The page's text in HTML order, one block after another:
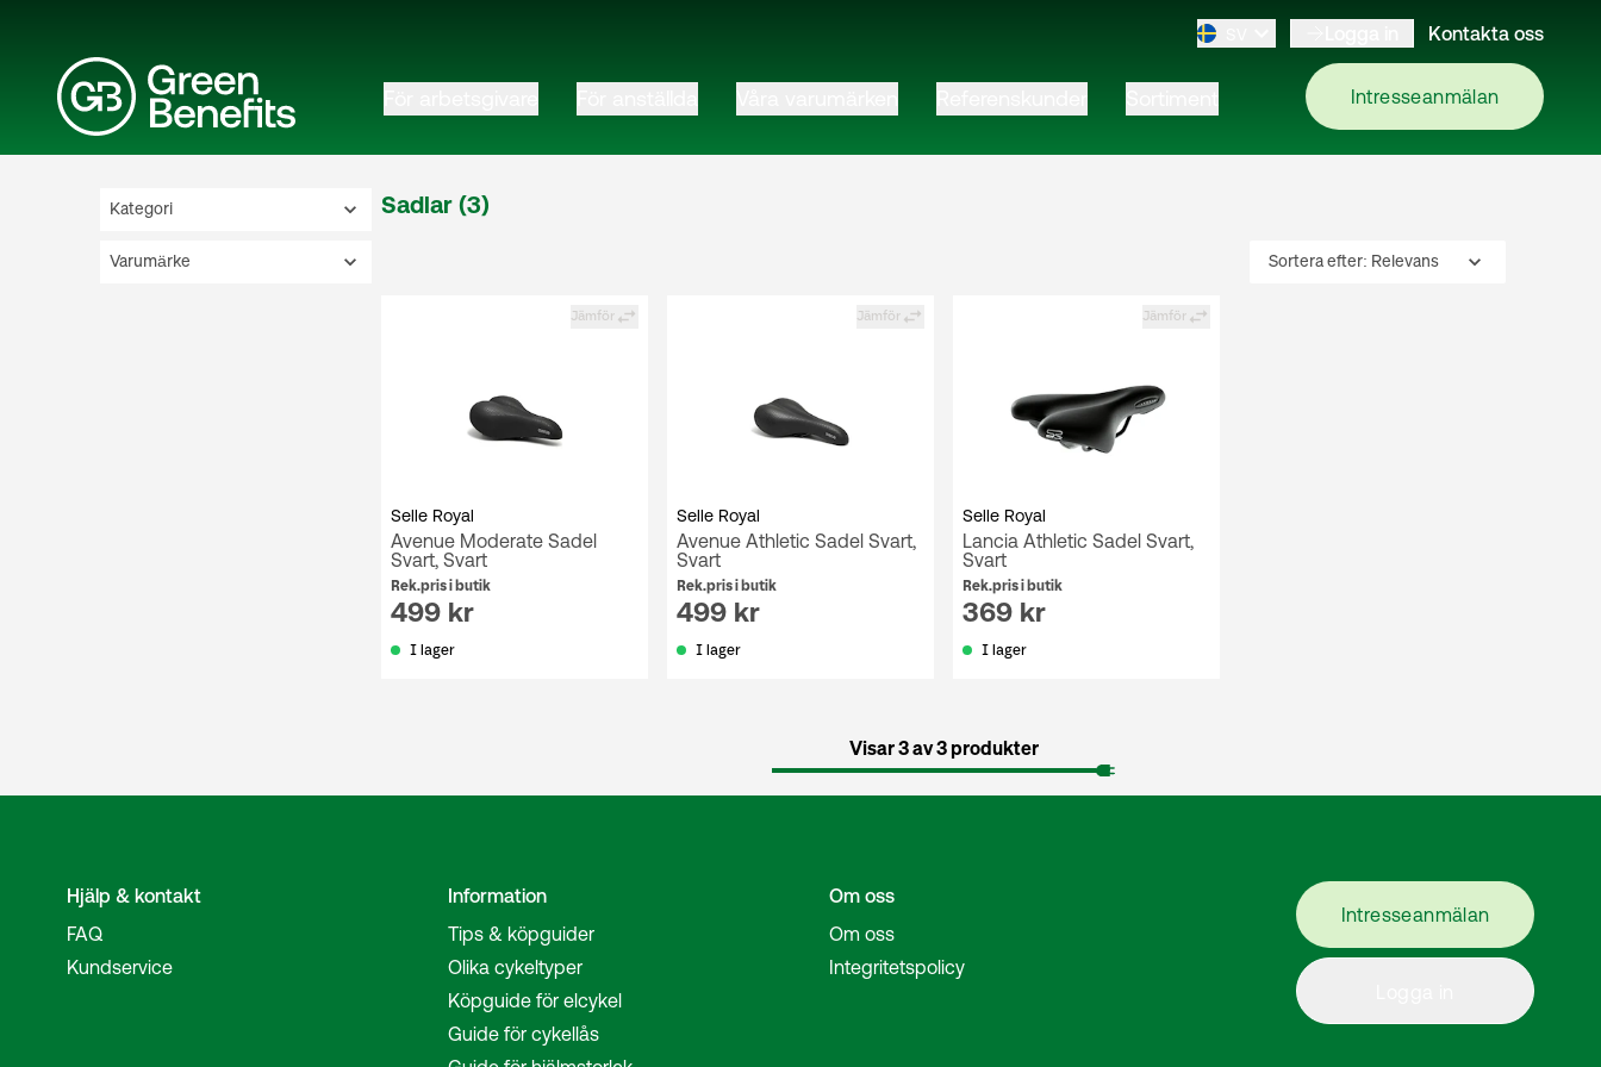
Kontakta oss
Intresseanmälan
Kategori
Varumärke
Sadlar (3)
Sortera efter: Relevans
Jämför
Selle Royal
Avenue Moderate Sadel
Svart, Svart
Rek.pris i butik
499 kr
I lager
Jämför
Selle Royal
Avenue Athletic Sadel Svart,
Svart
Rek.pris i butik
499 kr
I lager
Jämför
Selle Royal
Lancia Athletic Sadel Svart,
Svart
Rek.pris i butik
369 kr
I lager
Visar 3 av 3 produkter
Hjälp & kontakt
FAQ
Kundservice
Information
Tips & köpguider
Olika cykeltyper
Köpguide för elcykel
Guide för cykellås
Om oss
Om oss
Integritetspolicy
Intresseanmälan